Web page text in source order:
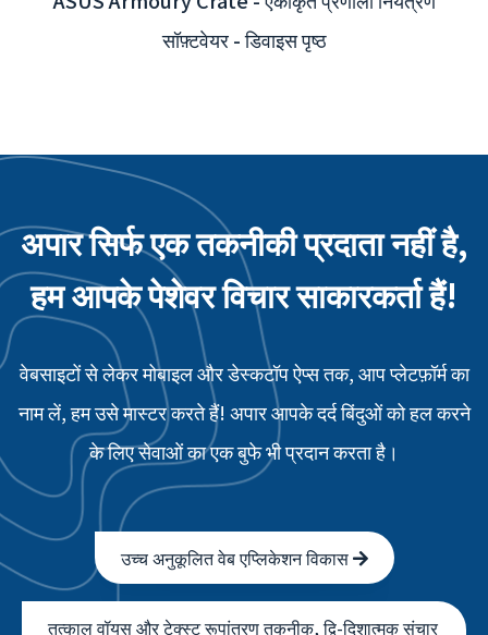
अपार सिर्फ एक तकनीकी प्रदाता नहीं है,
हम आपके पेशेवर विचार साकारकर्ता हैं!
वेबसाइटों से लेकर मोबाइल और डेस्कटॉप ऐप्स तक, आप प्लेटफ़ॉर्म का
नाम लें, हम उसे मास्टर करते हैं! अपार आपके दर्द बिंदुओं को हल करने
के लिए सेवाओं का एक बुफे भी प्रदान करता है।
उच्च अनुकूलित वेब एप्लिकेशन विकास
तत्काल वॉयस और टेक्स्ट रूपांतरण तकनीक, द्वि-दिशात्मक संचार